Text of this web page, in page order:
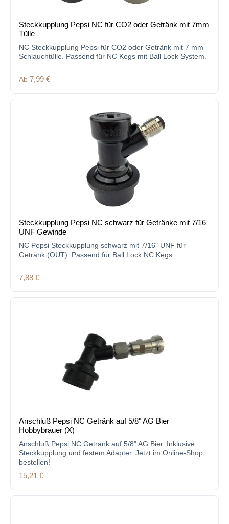
Steckkupplung Pepsi NC für CO2 oder Getränk mit 7mm
Tülle
NC Steckkupplung Pepsi für CO2 oder Getränk mit 7 mm
Schlauchtülle. Passend für NC Kegs mit Ball Lock System.
Regulärer Preis:
Ab 7,99 €
Steckkupplung Pepsi NC schwarz für Getränke mit 7/16
UNF Gewinde
NC Pepsi Steckkupplung schwarz mit 7/16" UNF für
Getränk (OUT). Passend für Ball Lock NC Kegs.
Regulärer Preis:
7,88 €
Anschluß Pepsi NC Getränk auf 5/8" AG Bier
Hobbybrauer (X)
Anschluß Pepsi NC Getränk auf 5/8" AG Bier. Inklusive
Steckkupplung und festem Adapter. Jetzt im Online-Shop
bestellen!
Regulärer Preis:
15,21 €